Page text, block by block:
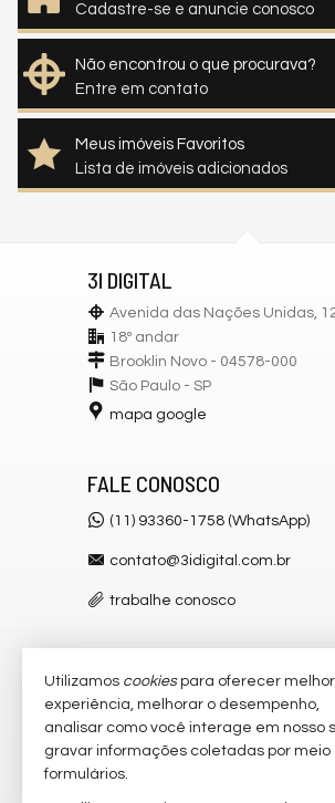
Cadastre-se e anuncie conosco
Não encontrou o que procurava?
Entre em contato
Meus imóveis Favoritos
Lista de imóveis adicionados
3I DIGITAL
Avenida das Nações Unidas,
18º andar
Brooklin Novo - 04578-000
São Paulo - SP
mapa google
FALE CONOSCO
(11) 93360-1758 (WhatsApp)
contato@3idigital.com.br
trabalhe conosco
VEJA MAIS
receba nosso newsletter
Utilizamos cookiespara oferecer melhor
experiência, melhorar o desempenho,
analisar como você interage em nosso
gravar informações coletadas por meio
formulários.